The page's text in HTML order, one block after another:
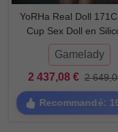
YoRHa Real Doll
Cup Sex Doll en
Gamelady
2 437,08 € 2
Recommandé: